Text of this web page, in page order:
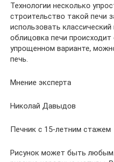
Технологии несколько
строительство такой печи
использовать
облицовка печи
упрощенном варианте,
печь.
Мнение эксперта
Николай Давыдов
Печник с 15-летним стажем
Рисунок может быть